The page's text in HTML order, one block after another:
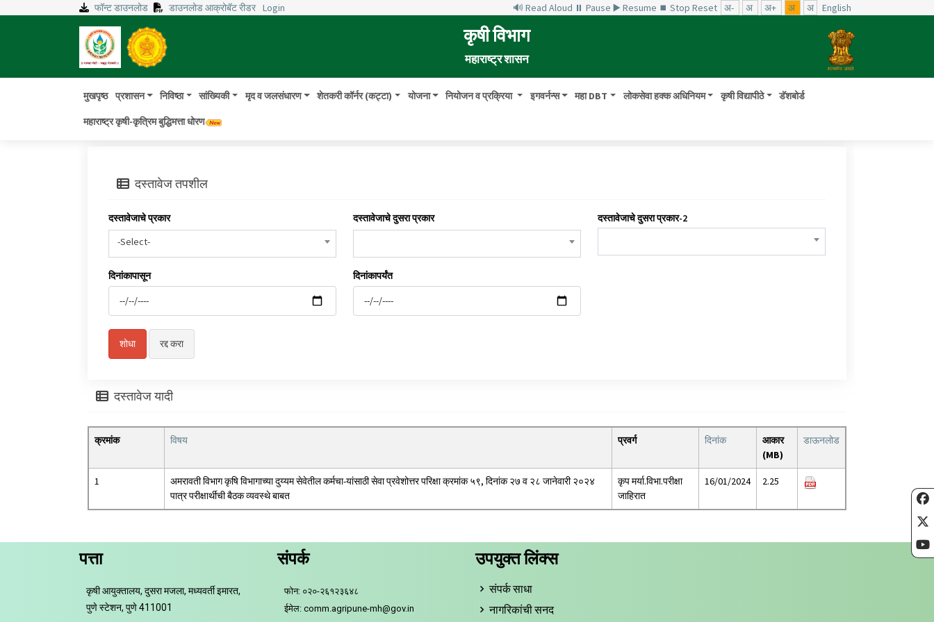
फॉन्ट डाउनलोड डाउनलोड आक्रोबॅट रीडर Login 🔊 Read Aloud ⏸ Pause ▶️ Resume ⏹ Stop Reset अ- अ अ+ अ अ English
कृषी विभाग
महाराष्ट्र शासन
मुखपृष्ठ प्रशासन निविष्ठा सांख्यिकी मृद व जलसंधारण शेतकरी कॉर्नर (कट्टा) योजना नियोजन व प्रक्रिया इगवर्नन्स महा DBT लोकसेवा हक्क अधिनियम कृषी विद्यापीठे डॅशबोर्ड
महाराष्ट्र कृषी-कृत्रिम बुद्धिमत्ता धोरण
दस्तावेज तपशील
दस्तावेजाचे प्रकार
-Select-
दस्तावेजाचे दुसरा प्रकार दस्तावेजाचे दुसरा प्रकार-2
दिनांकापासून दिनांकापर्यंत
दस्तावेज यादी
क्रमांक विषय प्रवर्ग दिनांक
आकार
(MB)
डाऊनलोड
1
अमरावती विभाग कृषि विभागाच्या दुय्यम सेवेतील कर्मचा-यांसाठी सेवा प्रवेशोत्तर परिक्षा क्रमांक ५९, दिनांक २७ व २८ जानेवारी २०२४
पात्र परीक्षार्थीची बैठक व्यवस्थे बाबत
कृप मर्या.विभा.परीक्षा
जाहिरात
16/01/2024 2.25
पत्ता
कृषी आयुक्तालय, दुसरा मजला, मध्यवर्ती इमारत,
पुणे स्टेशन, पुणे 411001
संपर्क
फोन: ०२०-२६१२३६४८
ईमेल: comm.agripune-mh@gov.in
उपयुक्त लिंक्स
संपर्क साधा
नागरिकांची सनद